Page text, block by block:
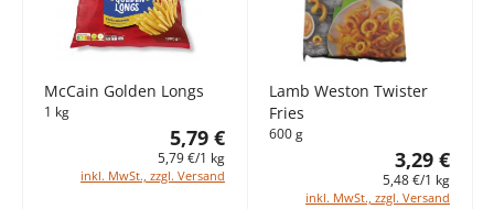
McCain Golden Longs
1 kg
5,79 €
5,79 €/1 kg
inkl. MwSt., zzgl. Versand
Lamb Weston Twister
Fries
600 g
3,29 €
5,48 €/1 kg
inkl. MwSt., zzgl. Versand